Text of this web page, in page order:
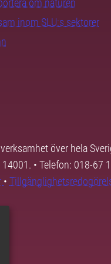
om naturen
inom SLU:s sektorer
över hela
• Telefon: 018-67
•